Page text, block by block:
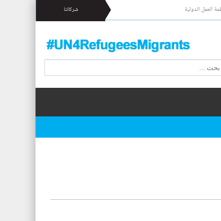
العمل الدولية شركائنا